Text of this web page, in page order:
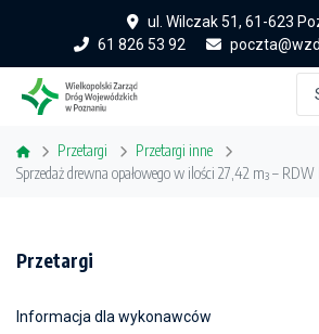
ul. Wilczak 51, 61-623
61 826 53 92
Przetargi
Przetargi inne
Sprzedaż drewna opałowego w ilości 27,42 m³ –
Przetargi
Informacja dla wykonawców